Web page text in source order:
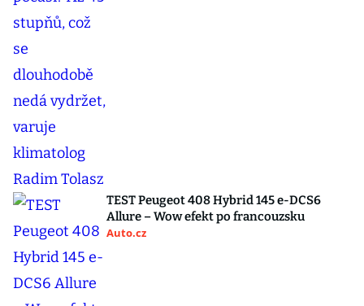
TEST Peugeot 408 Hybrid 145 e-DCS6
Allure – Wow efekt po francouzsku
Auto.cz